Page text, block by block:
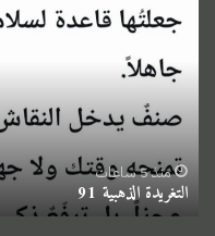
منذ 5 ساعات
التغريدة الذهبية 91